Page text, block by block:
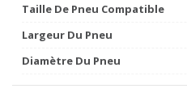
Taille De Pneu Compatible
Largeur Du Pneu
Diamètre Du Pneu